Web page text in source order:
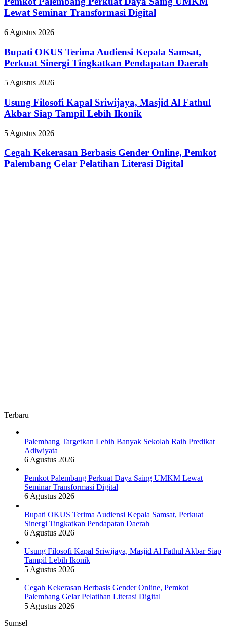
Daya
Saing
Lewat
Transformasi
Digital
Lewat Seminar Transformasi Digital
Bupati
Terima
Audiensi
Kepala
Perkuat
Tingkatkan
Pendapatan
6 Agustus 2026
Bupati OKUS Terima Audiensi Kepala Samsat,
Perkuat Sinergi Tingkatkan Pendapatan Daerah
Usung
Kapal
Sriwijaya,
Masjid
Fathul
Siap
Tampil
5 Agustus 2026
Usung Filosofi Kapal Sriwijaya, Masjid Al Fathul
Akbar Siap Tampil Lebih Ikonik
Cegah
Berbasis
Gender
Online,
5 Agustus 2026
Cegah Kekerasan Berbasis Gender Online, Pemkot
Palembang Gelar Pelatihan Literasi Digital
Terbaru
Palembang Targetkan Lebih Banyak Sekolah Raih Predikat
Adiwiyata
6 Agustus 2026
Pemkot Palembang Perkuat Daya Saing UMKM Lewat
Seminar Transformasi Digital
6 Agustus 2026
Bupati OKUS Terima Audiensi Kepala Samsat, Perkuat
Sinergi Tingkatkan Pendapatan Daerah
6 Agustus 2026
Usung Filosofi Kapal Sriwijaya, Masjid Al Fathul Akbar Siap
Tampil Lebih Ikonik
5 Agustus 2026
Cegah Kekerasan Berbasis Gender Online, Pemkot
Palembang Gelar Pelatihan Literasi Digital
5 Agustus 2026
Sumsel